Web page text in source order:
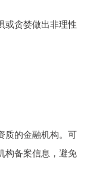
或贪婪做出非理性
质的金融机构。可
构备案信息，避免